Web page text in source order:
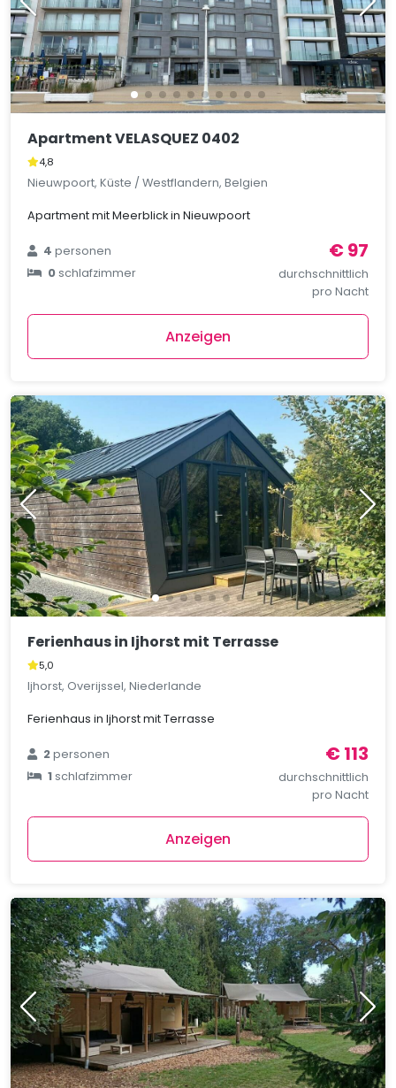
Apartment VELASQUEZ 0402
4,8
Nieuwpoort, Küste / Westflandern, Belgien
Apartment mit Meerblick in Nieuwpoort
4personen
0schlafzimmer
€ 97
durchschnittlich
pro Nacht
Anzeigen
Ferienhaus in Ijhorst mit Terrasse
5,0
Ijhorst, Overijssel, Niederlande
Ferienhaus in Ijhorst mit Terrasse
2personen
1schlafzimmer
€ 113
durchschnittlich
pro Nacht
Anzeigen